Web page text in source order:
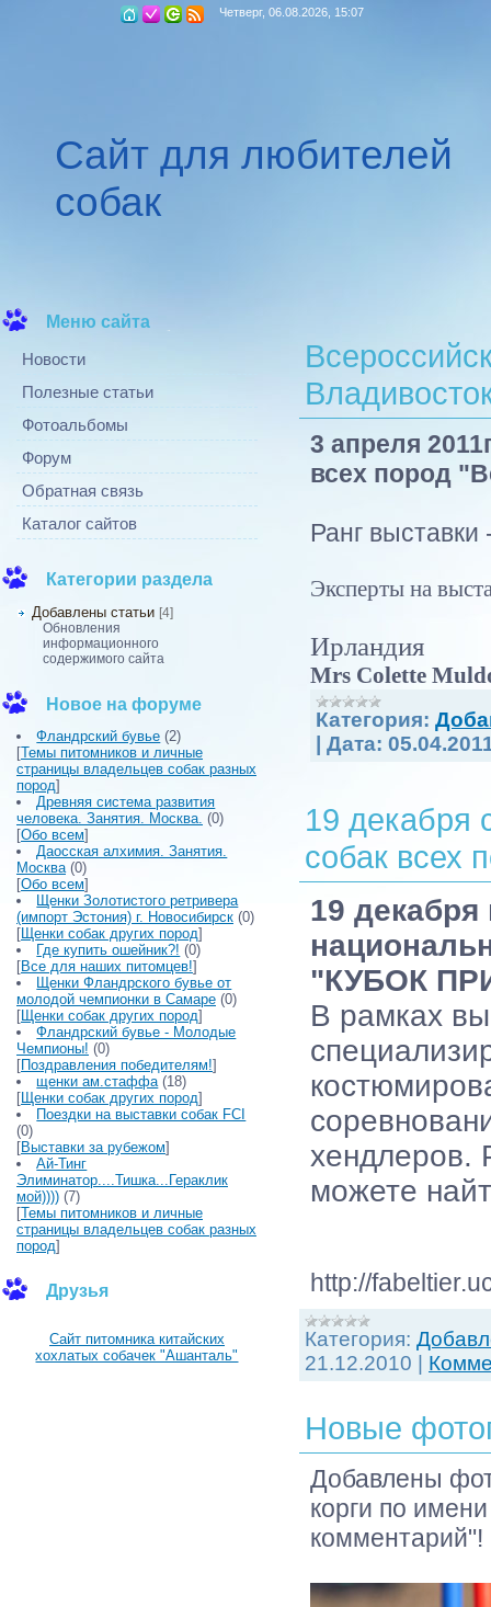
Четверг, 06.08.2026, 15:07
Сайт для любителей
собак
Меню сайта
Новости
Полезные статьи
Фотоальбомы
Форум
Обратная связь
Каталог сайтов
Категории раздела
Добавлены статьи [4]
Обновления
информационного
содержимого сайта
Новое на форуме
Фландрский бувье (2)
[Темы питомников и личные
страницы владельцев собак разных
пород]
Древняя система развития
человека. Занятия. Москва. (0)
[Обо всем]
Даосская алхимия. Занятия.
Москва (0)
[Обо всем]
Щенки Золотистого ретривера
(импорт Эстония) г. Новосибирск (0)
[Щенки собак других пород]
Где купить ошейник?! (0)
[Все для наших питомцев!]
Щенки Фландрского бувье от
молодой чемпионки в Самаре (0)
[Щенки собак других пород]
Фландрский бувье - Молодые
Чемпионы! (0)
[Поздравления победителям!]
щенки ам.стаффа (18)
[Щенки собак других пород]
Поездки на выставки собак FCI
(0)
[Выставки за рубежом]
Ай-Тинг
Элиминатор....Тишка...Гераклик
мой)))) (7)
[Темы питомников и личные
страницы владельцев собак разных
пород]
Друзья
Сайт питомника китайских
хохлатых собачек "Ашанталь"
3 апреля
всех пород
Ранг
Эксперты на
Ирландия
Mrs Colette
Категория:
Дата:
19 декабря
собак всех
19
"КУБОК
В рамках
хендлеров.
можете
http://
Категория:
21.12.2010
Новые
Добавлены
корги по
комментарий"!